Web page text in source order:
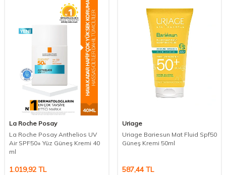
La Roche Posay
La Roche Posay Anthelios UV
Air SPF50+ Yüz Güneş Kremi 40
ml
1.019,92 TL
Uriage
Uriage Bariesun Mat Fluid Spf50
Güneş Kremi 50ml
587,44TL